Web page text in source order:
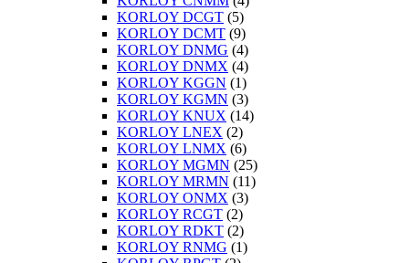
KORLOY DCGT (5)
KORLOY DCMT (9)
KORLOY DNMG (4)
KORLOY DNMX (4)
KORLOY KGGN (1)
KORLOY KGMN (3)
KORLOY KNUX (14)
KORLOY LNEX (2)
KORLOY LNMX (6)
KORLOY MGMN (25)
KORLOY MRMN (11)
KORLOY ONMX (3)
KORLOY RCGT (2)
KORLOY RDKT (2)
KORLOY RNMG (1)